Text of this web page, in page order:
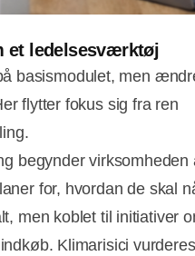
et ledelsesværktøj
basismodulet, men
flytter fokus sig fra ren
begynder virksomheden
for, hvordan de skal
men koblet til initiativer
Klimarisici